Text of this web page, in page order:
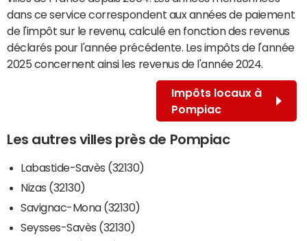
dans ce service correspondent aux années de paiement
de l'impôt sur le revenu, calculé en fonction des revenus
déclarés pour l'année précédente. Les impôts de l'année
2025 concernent ainsi les revenus de l'année 2024.
Impôts locaux à
Pompiac
Les autres villes près de Pompiac
Labastide-Savès (32130)
Nizas (32130)
Savignac-Mona (32130)
Seysses-Savès (32130)